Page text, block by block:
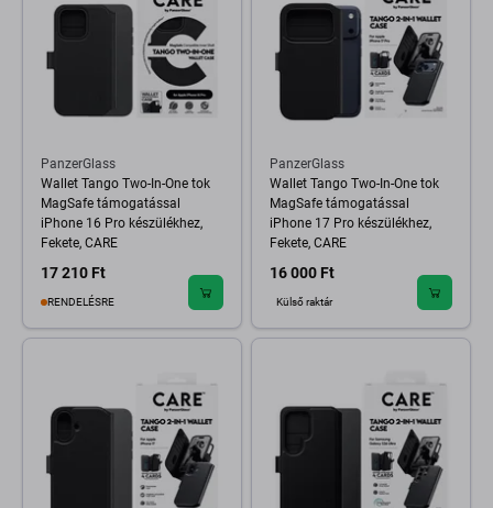
PanzerGlass
Wallet Tango Two-In-One tok
MagSafe támogatással
iPhone 16 Pro készülékhez,
Fekete, CARE
17 210 Ft
RENDELÉSRE
PanzerGlass
Wallet Tango Two-In-One tok
MagSafe támogatással
iPhone 17 Pro készülékhez,
Fekete, CARE
16 000 Ft
Külső raktár